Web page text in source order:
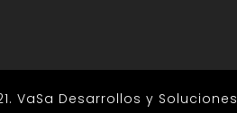
VaSa Desarrollos y Soluciones